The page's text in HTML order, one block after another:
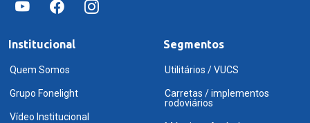
Institucional
Quem Somos
Grupo Fonelight
Vídeo Institucional
Segmentos
Utilitários / VUCS
Carretas / implementos
rodoviários